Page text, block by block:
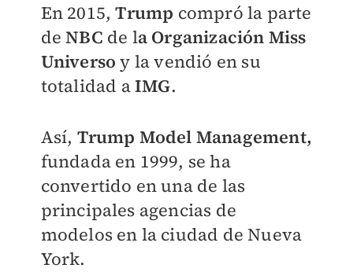
En 2015,Trump compró la parte
deNBC de la Organización Miss
Universoy la vendió en su
totalidad aIMG.
Así, Trump Model Management,
fundada en 1999, se ha
convertido en una de las
principales agencias de
modelos en la ciudad de Nueva
York.